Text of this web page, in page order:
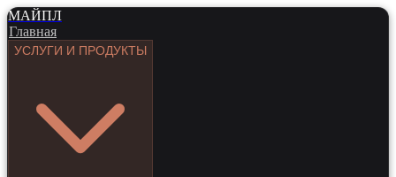
МАЙПЛ
Главная
УСЛУГИ И ПРОДУКТЫ